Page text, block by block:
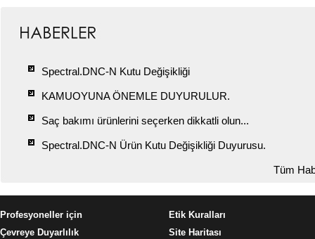
Spectral.DNC-N Kutu Değişikliği
KAMUOYUNA ÖNEMLE DUYURULUR.
Saç bakımı ürünlerini seçerken dikkatli olun...
Spectral.DNC-N Ürün Kutu Değişikliği Duyurusu.
Tüm
Profesyoneller için
Çevreye Duyarlılık
Etik Kuralları
Site Haritası